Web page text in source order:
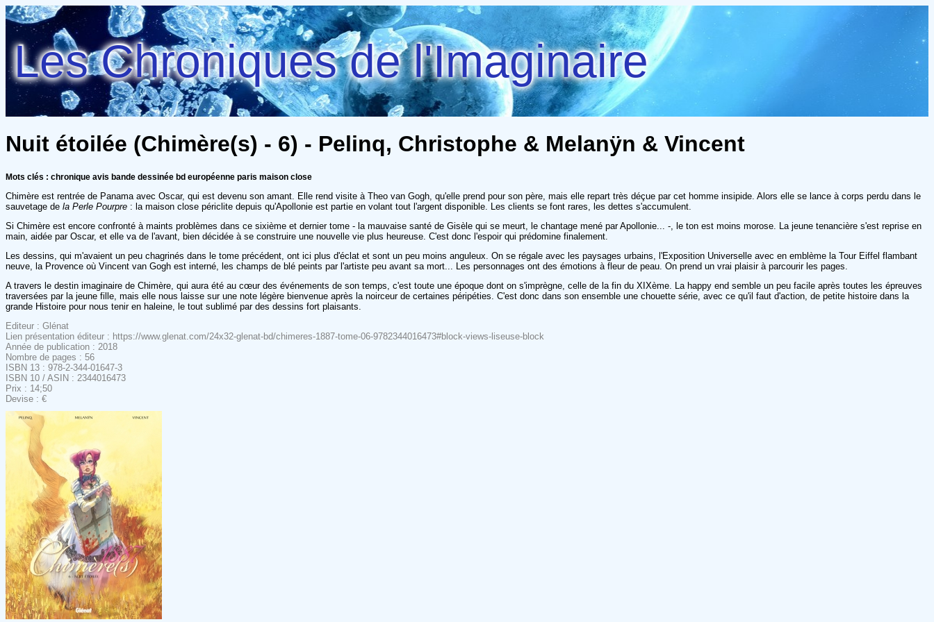
Les Chroniques de l'Imaginaire
Nuit étoilée (Chimère(s) - 6) - Pelinq, Christophe & Melanÿn & Vincent
Mots clés : chronique avis bande dessinée bd européenne paris maison close
Chimère est rentrée de Panama avec Oscar, qui est devenu son amant. Elle rend visite à Theo van Gogh, qu'elle prend pour son père, mais elle repart très déçue par cet homme insipide. Alors elle se lance à corps perdu dans le
sauvetage de la Perle Pourpre : la maison close périclite depuis qu'Apollonie est partie en volant tout l'argent disponible. Les clients se font rares, les dettes s'accumulent.
Si Chimère est encore confronté à maints problèmes dans ce sixième et dernier tome - la mauvaise santé de Gisèle qui se meurt, le chantage mené par Apollonie... -, le ton est moins morose. La jeune tenancière s'est reprise en
main, aidée par Oscar, et elle va de l'avant, bien décidée à se construire une nouvelle vie plus heureuse. C'est donc l'espoir qui prédomine finalement.
Les dessins, qui m'avaient un peu chagrinés dans le tome précédent, ont ici plus d'éclat et sont un peu moins anguleux. On se régale avec les paysages urbains, l'Exposition Universelle avec en emblème la Tour Eiffel flambant
neuve, la Provence où Vincent van Gogh est interné, les champs de blé peints par l'artiste peu avant sa mort... Les personnages ont des émotions à fleur de peau. On prend un vrai plaisir à parcourir les pages.
A travers le destin imaginaire de Chimère, qui aura été au cœur des événements de son temps, c'est toute une époque dont on s'imprègne, celle de la fin du XIXème. La happy end semble un peu facile après toutes les épreuves
traversées par la jeune fille, mais elle nous laisse sur une note légère bienvenue après la noirceur de certaines péripéties. C'est donc dans son ensemble une chouette série, avec ce qu'il faut d'action, de petite histoire dans la
grande Histoire pour nous tenir en haleine, le tout sublimé par des dessins fort plaisants.
Editeur : Glénat
Lien présentation éditeur : https://www.glenat.com/24x32-glenat-bd/chimeres-1887-tome-06-9782344016473#block-views-liseuse-block
Année de publication : 2018
Nombre de pages : 56
ISBN 13 : 978-2-344-01647-3
ISBN 10 / ASIN : 2344016473
Prix : 14;50
Devise : €